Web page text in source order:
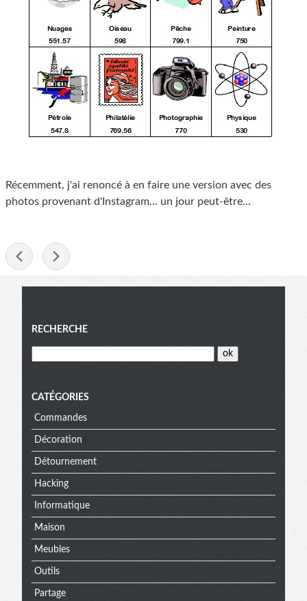
Récemment, j'ai renoncé à en faire une version avec des
photos provenant d'Instagram... un jour peut-être...
Menu
RECHERCHE
CATÉGORIES
Commandes
Décoration
Détournement
Hacking
Informatique
Maison
Meubles
Outils
Partage